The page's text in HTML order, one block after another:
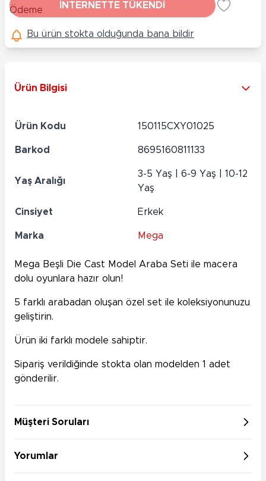
İNTERNETTE TÜKENDİ
Bu ürün stokta olduğunda bana bildir
Ürün Bilgisi
Ürün Kodu 150115CXY01025
Barkod 8695160811133
Yaş Aralığı
3-5 Yaş | 6-9 Yaş | 10-12
Yaş
Cinsiyet Erkek
Marka Mega
Mega Beşli Die Cast Model Araba Seti ile macera
dolu oyunlara hazır olun!
5 farklı arabadan oluşan özel set ile koleksiyonunuzu
geliştirin.
Ürün iki farklı modele sahiptir.
Sipariş verildiğinde stokta olan modelden 1 adet
gönderilir.
Müşteri Soruları
Yorumlar